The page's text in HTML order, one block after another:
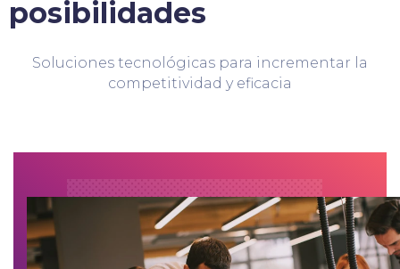
posibilidades
Soluciones tecnológicas para incrementar la
competitividad y eficacia